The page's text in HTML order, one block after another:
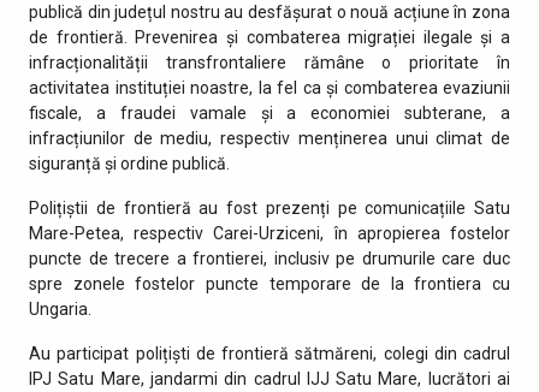
publică din județul nostru au desfășurat o nouă acțiune în zona
de frontieră. Prevenirea și combaterea migrației ilegale și a
infracționalității transfrontaliere rămâne o prioritate în
activitatea instituției noastre, la fel ca și combaterea evaziunii
fiscale, a fraudei vamale și a economiei subterane, a
infracțiunilor de mediu, respectiv menținerea unui climat de
siguranță și ordine publică.
Polițiștii de frontieră au fost prezenți pe comunicațiile Satu
Mare-Petea, respectiv Carei-Urziceni, în apropierea fostelor
puncte de trecere a frontierei, inclusiv pe drumurile care duc
spre zonele fostelor puncte temporare de la frontiera cu
Ungaria.
Au participat polițiști de frontieră sătmăreni, colegi din cadrul
IPJ Satu Mare, jandarmi din cadrul IJJ Satu Mare, lucrători ai